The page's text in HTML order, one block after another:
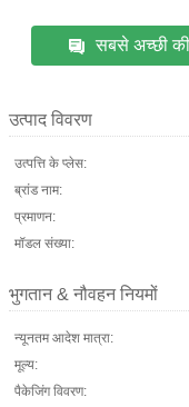
सबसे अच्छी
उत्पाद विवरण
उत्पत्ति के प्लेस:
ब्रांड नाम:
प्रमाणन:
मॉडल संख्या:
भुगतान & नौवहन नियमों
न्यूनतम आदेश मात्रा:
मूल्य:
पैकेजिंग विवरण: